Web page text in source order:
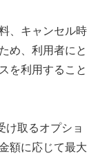
、キャンセル時
め、利用者にと
を利用すること
け取るオプショ
額に応じて最大